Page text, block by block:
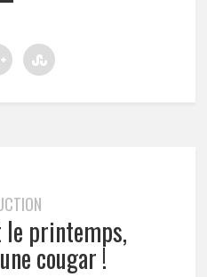
le printemps,
cougar !